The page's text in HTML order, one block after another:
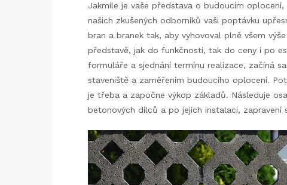
Jakmile je vaše představa o budoucím
našich zkušených odborníků vaši poptávku
bran a branek tak, aby vyhovoval plně všem
představě, jak do funkčnosti, tak do ceny i po
formuláře a sjednání termínu realizace, začíná
staveniště a zaměřením budoucího oplocení.
je třeba a započne výkop základů. Následuje
betonových dílců a po jejich instalaci, zapravení